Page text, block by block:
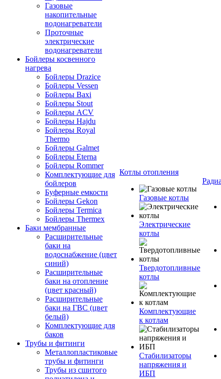
Газовые
накопительные
водонагреватели
Проточные
электрические
водонагреватели
Бойлеры косвенного
нагрева
Бойлеры Drazice
Бойлеры Vessen
Бойлеры Baxi
Бойлеры Stout
Бойлеры ACV
Бойлеры Hajdu
Бойлеры Royal
Thermo
Бойлеры Galmet
Бойлеры Eterna
Бойлеры Rommer
Комплектующие для
бойлеров
Буферные емкости
Бойлеры Gekon
Бойлеры Termica
Бойлеры Thermex
Баки мембранные
Расширительные
баки на
водоснабжение (цвет
синий)
Расширительные
баки на отопление
(цвет красный)
Расширительные
баки на ГВС (цвет
белый)
Комплектующие для
баков
Трубы и фитинги
Металлопластиковые
трубы и фитинги
Трубы из сшитого
Котлы отопления
Газовые котлы
Электрические
котлы
Твердотопливные
котлы
Комплектующие
к котлам
Стабилизаторы
напряжения и
ИБП